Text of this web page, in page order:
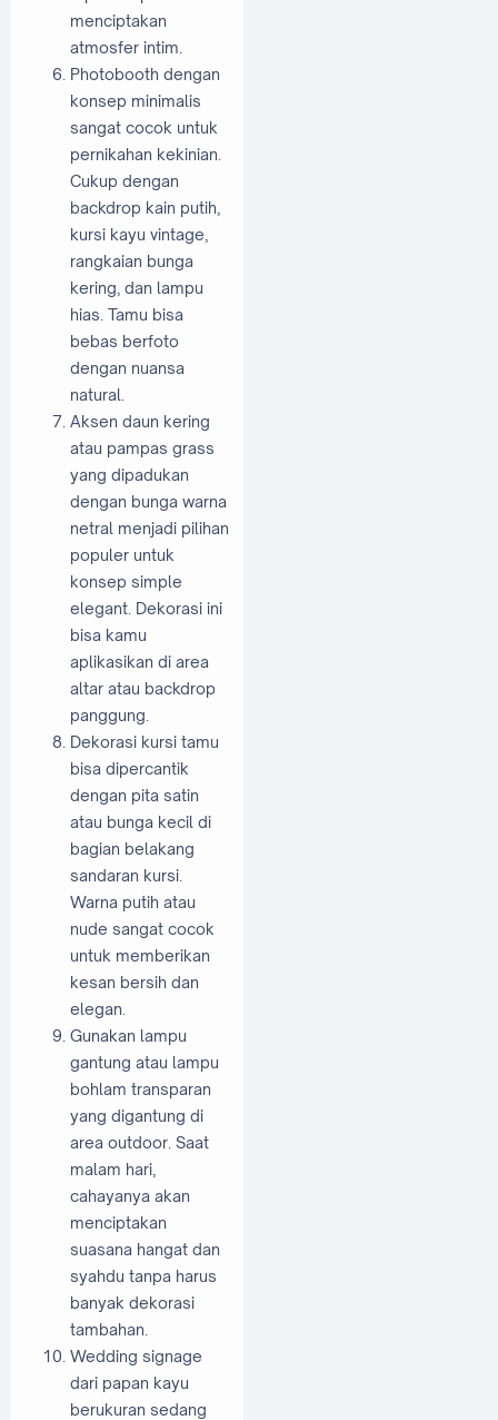
menciptakan
atmosfer intim.
Photobooth dengan
konsep minimalis
sangat cocok untuk
pernikahan kekinian.
Cukup dengan
backdrop kain putih,
kursi kayu vintage,
rangkaian bunga
kering, dan lampu
hias. Tamu bisa
bebas berfoto
dengan nuansa
natural.
Aksen daun kering
atau pampas grass
yang dipadukan
dengan bunga warna
netral menjadi pilihan
populer untuk
konsep simple
elegant. Dekorasi ini
bisa kamu
aplikasikan di area
altar atau backdrop
panggung.
Dekorasi kursi tamu
bisa dipercantik
dengan pita satin
atau bunga kecil di
bagian belakang
sandaran kursi.
Warna putih atau
nude sangat cocok
untuk memberikan
kesan bersih dan
elegan.
Gunakan lampu
gantung atau lampu
bohlam transparan
yang digantung di
area outdoor. Saat
malam hari,
cahayanya akan
menciptakan
suasana hangat dan
syahdu tanpa harus
banyak dekorasi
tambahan.
Wedding signage
dari papan kayu
berukuran sedang